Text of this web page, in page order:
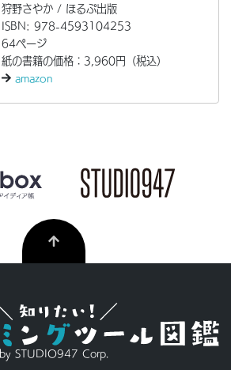
狩野さやか / ほるぷ出版
ISBN: 978-4593104253
64ページ
紙の書籍の価格：3,960円（税込）
amazon
by STUDIO947 Corp.